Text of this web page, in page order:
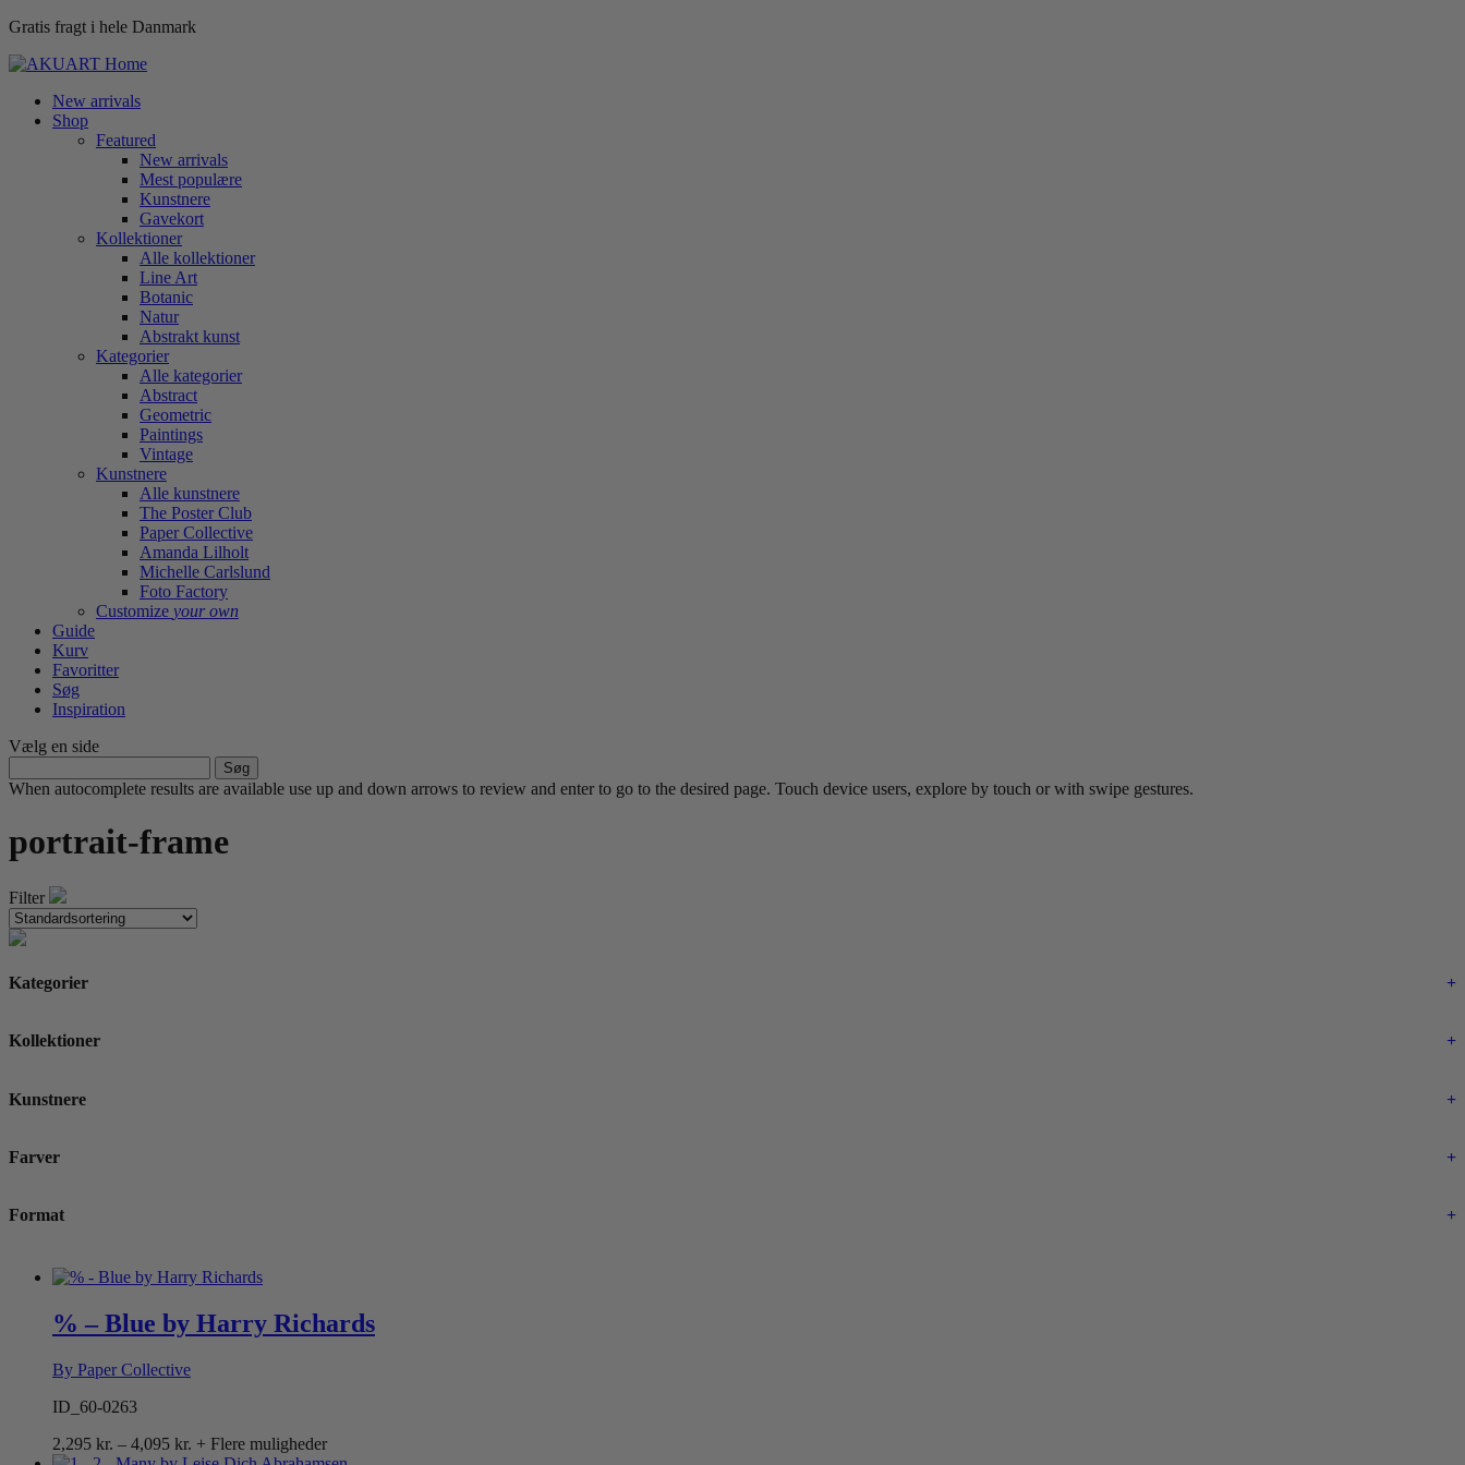
Gratis fragt i hele Danmark
New arrivals
Shop
Featured
New arrivals
Mest populære
Kunstnere
Gavekort
Kollektioner
Alle kollektioner
Line Art
Botanic
Natur
Abstrakt kunst
Kategorier
Alle kategorier
Abstract
Geometric
Paintings
Vintage
Kunstnere
Alle kunstnere
The Poster Club
Paper Collective
Amanda Lilholt
Michelle Carlslund
Foto Factory
Customize your own
Guide
Kurv
Favoritter
Søg
Inspiration
Vælg en side
efter:
When autocomplete results are available use up and down arrows to review and enter to go to the desired page. Touch device users, explore by touch or with swipe gestures.
portrait-frame
Filter
Kategorier +
Kollektioner +
Kunstnere +
Farver +
Format +
% – Blue by Harry Richards
By Paper Collective
ID_60-0263
2,295 kr. – 4,095 kr. Prisinterval:
+ Flere muligheder